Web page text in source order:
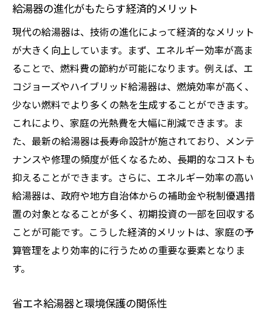
給湯器の進化がもたらす経済的メリット
現代の給湯器は、技術の進化によって経済的なメリット
が大きく向上しています。まず、エネルギー効率が高ま
ることで、燃料費の節約が可能になります。例えば、エ
コジョーズやハイブリッド給湯器は、燃焼効率が高く、
少ない燃料でより多くの熱を生成することができます。
これにより、家庭の光熱費を大幅に削減できます。ま
た、最新の給湯器は長寿命設計が施されており、メンテ
ナンスや修理の頻度が低くなるため、長期的なコストも
抑えることができます。さらに、エネルギー効率の高い
給湯器は、政府や地方自治体からの補助金や税制優遇措
置の対象となることが多く、初期投資の一部を回収する
ことが可能です。こうした経済的メリットは、家庭の予
算管理をより効率的に行うための重要な要素となりま
す。
省エネ給湯器と環境保護の関係性